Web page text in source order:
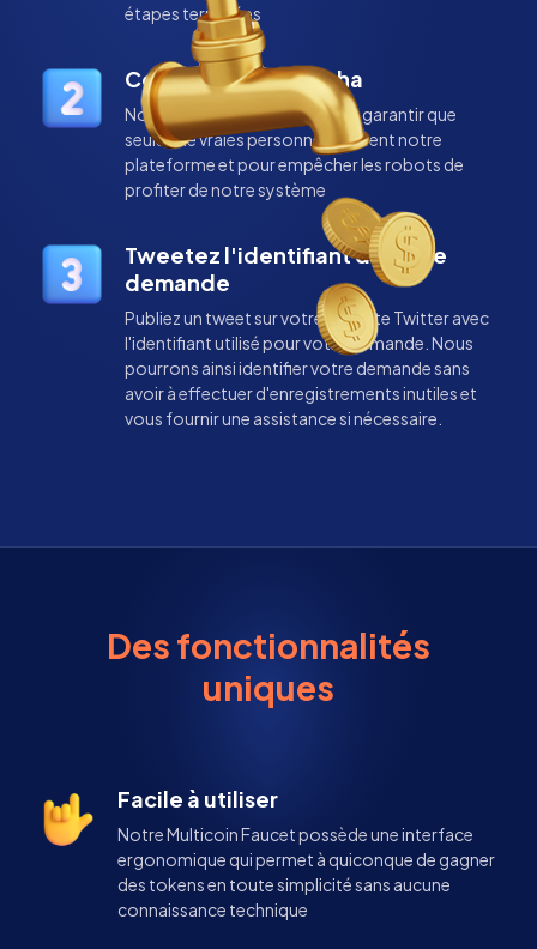
étapes terminées
Complétez le captcha
Nous utilisons le captcha pour garantir que
seules de vraies personnes utilisent notre
plateforme et pour empêcher les robots de
profiter de notre système
Tweetez l'identifiant de votre
demande
Publiez un tweet sur votre compte Twitter avec
l'identifiant utilisé pour votre demande. Nous
pourrons ainsi identifier votre demande sans
avoir à effectuer d'enregistrements inutiles et
vous fournir une assistance si nécessaire.
Des fonctionnalités
uniques
Facile à utiliser
Notre Multicoin Faucet possède une interface
ergonomique qui permet à quiconque de gagner
des tokens en toute simplicité sans aucune
connaissance technique